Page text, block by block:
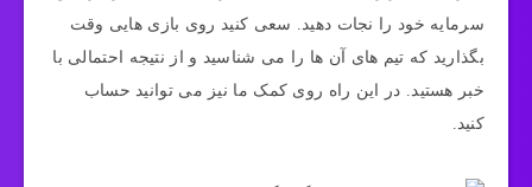
سرمایه خود را نجات دهید. سعی کنید روی بازی هایی وقت
بگذارید که تیم های آن ها را می شناسید و از نتیجه احتمالی با
خبر هستید. در این راه روی کمک ما نیز می توانید حساب
کنید.